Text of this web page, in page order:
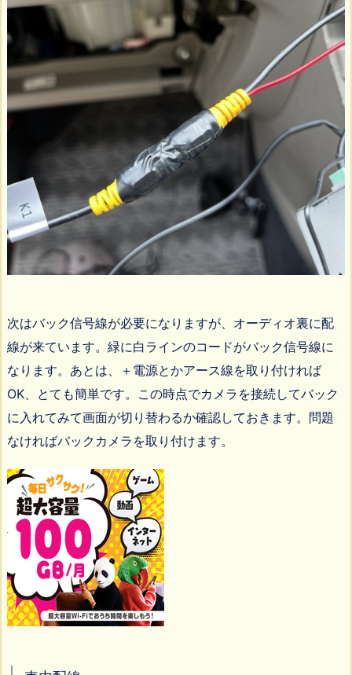
次はバック信号線が必要になりますが、オーディオ裏に配
線が来ています。緑に白ラインのコードがバック信号線に
なります。あとは、＋電源とかアース線を取り付ければ
OK、とても簡単です。この時点でカメラを接続してバック
に入れてみて画面が切り替わるか確認しておきます。問題
なければバックカメラを取り付けます。